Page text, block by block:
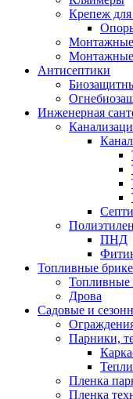
Крепеж
Антисептики
Инженерная
ПНД
Топливные
Топливные
Дрова
Садовые и
Парники,
Пленка
Пленка